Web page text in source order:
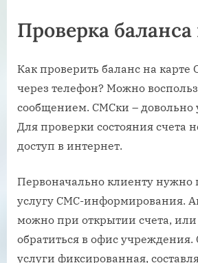
Проверка
Как проверить баланс на карте
через телефон? Можно
сообщением. СМСки – довольно
Для проверки состояния счета
доступ в интернет.
Первоначально клиенту нужно
услугу СМС-информирования.
можно при открытии счета, или
обратиться в офис учреждения.
услуги фиксированная,